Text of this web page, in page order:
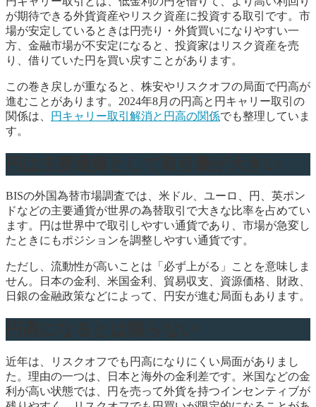
が期待できる外貨資産やリスク資産に投資する取引です。市
場が安定しているときは円売り・外貨買いになりやすい一
方、金融市場が不安定になると、投資家はリスク資産を売
り、借りていた円を買い戻すことがあります。
この巻き戻しが重なると、株安やリスクオフの局面で円高が
進むことがあります。2024年8月の円高と円キャリー取引の
関係は、
円キャリー取引解消と円高の関係でも整理していま
す。
BISの外国為替市場調査では、米ドル、ユーロ、円、英ポン
ドなどの主要通貨が世界の為替取引で大きな比率を占めてい
ます。円は世界中で取引しやすい通貨であり、市場が急変し
たときにもポジションを調整しやすい通貨です。
ただし、流動性が高いことは「必ず上がる」ことを意味しま
せん。日本の金利、米国金利、貿易収支、資源価格、財政、
日銀の金融政策などによって、円安が進む局面もあります。
近年は、リスクオフでも円高になりにくい局面がありまし
た。理由の一つは、日本と海外の金利差です。米国などの金
利が高い状態では、円を売って外貨を持つインセンティブが